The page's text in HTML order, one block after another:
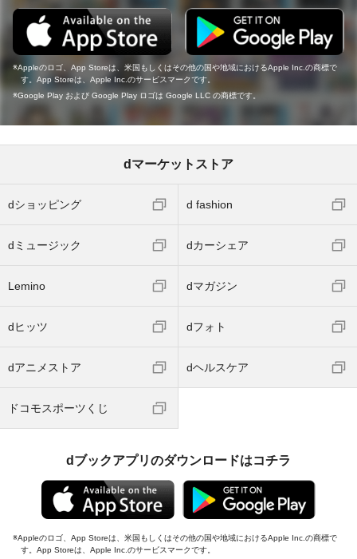
Appleのロゴ、App Storeは、米国もしくはその他の国や地域におけるApple Inc.の商標で
す。App Storeは、Apple Inc.のサービスマークです。
Google Play および Google Play ロゴは Google LLC の商標です。
dマーケットストア
dショッピング d fashion
dミュージック dカーシェア
Lemino dマガジン
dヒッツ dフォト
dアニメストア dヘルスケア
ドコモスポーツくじ
dブックアプリのダウンロードはコチラ
Appleのロゴ、App Storeは、米国もしくはその他の国や地域におけるApple Inc.の商標で
す。App Storeは、Apple Inc.のサービスマークです。